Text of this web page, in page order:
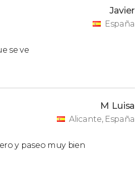
Javier
España
se ve
M Luisa
Alicante, España
y paseo muy bien